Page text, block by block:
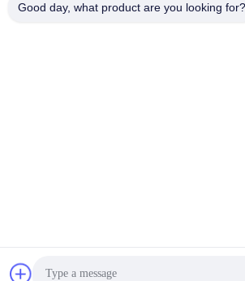
Adres
Leverancier. Copyright © -2026 Northern
Good day, what product are you looking for?